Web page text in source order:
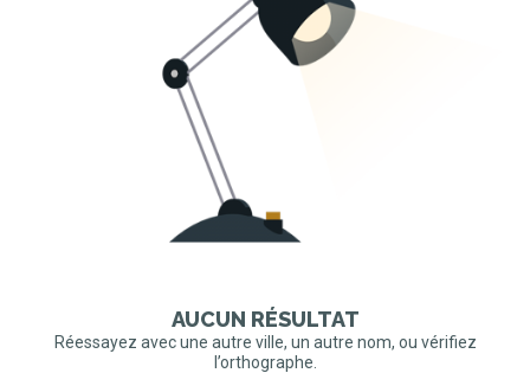
AUCUN RÉSULTAT
Réessayez avec une autre ville, un autre nom, ou vérifiez
l’orthographe.